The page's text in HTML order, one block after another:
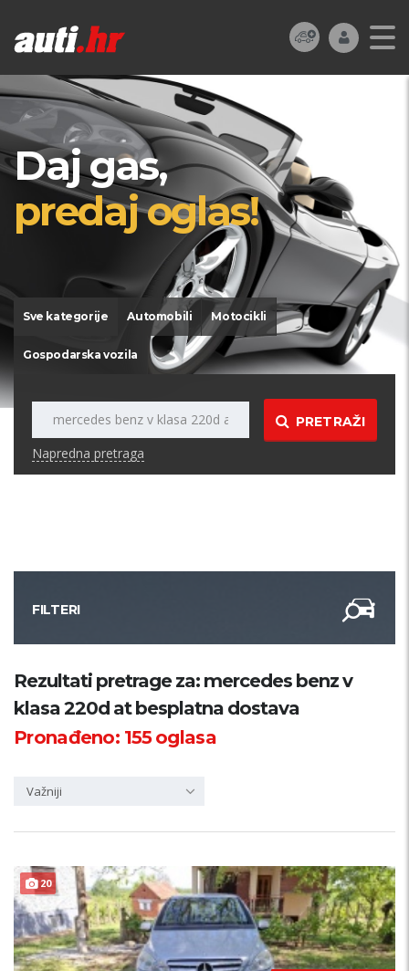
Daj gas,
predaj oglas!
Sve kategorije Automobili Motocikli
Gospodarska vozila
PRETRAŽI
Napredna pretraga
FILTERI
Kategorija
Županija
Rezultati pretrage za: mercedes benz v
klasa 220d at besplatna dostava
Pronađeno: 155oglasa
Važniji
20